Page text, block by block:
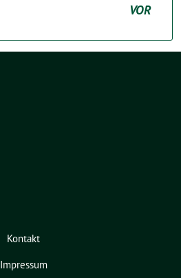
VOR
Kontakt
Impressum